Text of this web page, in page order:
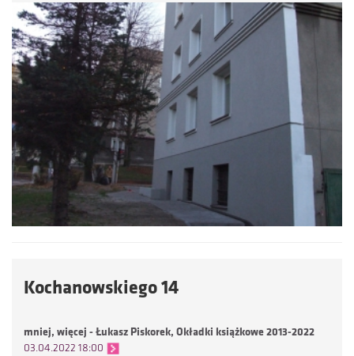
Kochanowskiego 14
mniej, więcej - Łukasz Piskorek, Okładki książkowe 2013-2022
03.04.2022 18:00